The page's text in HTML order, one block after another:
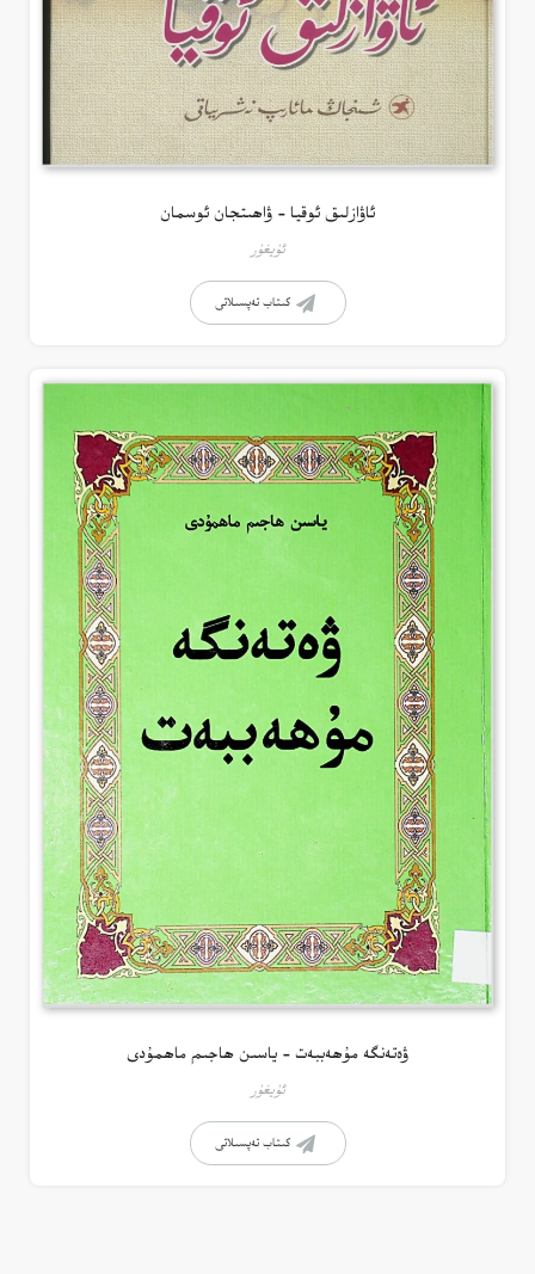
ئاۋازلىق ئوقيا – ۋاھىتجان ئوسمان
ئۇيغۇر
كىتاب تەپسىلاتى
ۋەتەنگە مۇھەببەت – ياسىن ھاجىم ماھمۇدى
ئۇيغۇر
كىتاب تەپسىلاتى